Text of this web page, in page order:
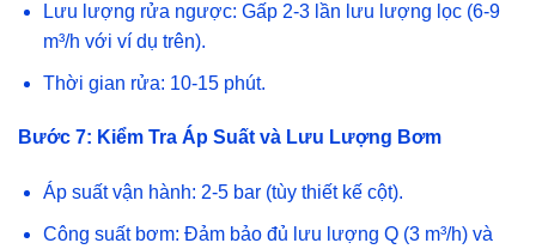
Lưu lượng rửa ngược: Gấp 2-3 lần lưu lượng lọc (6-9
m³/h với ví dụ trên).
Thời gian rửa: 10-15 phút.
Bước 7: Kiểm Tra Áp Suất và Lưu Lượng Bơm
Áp suất vận hành: 2-5 bar (tùy thiết kế cột).
Công suất bơm: Đảm bảo đủ lưu lượng Q (3 m³/h) và